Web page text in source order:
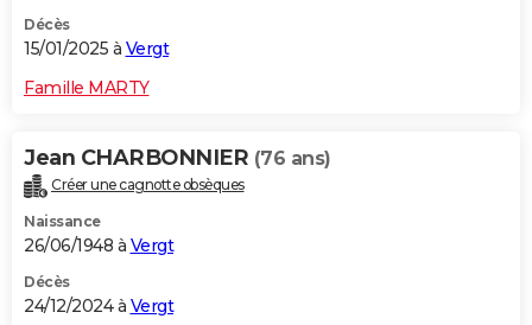
Décès
15/01/2025 à Vergt
Famille MARTY
Jean CHARBONNIER (76 ans)
Créer une cagnotte obsèques
Naissance
26/06/1948 à Vergt
Décès
24/12/2024 à Vergt